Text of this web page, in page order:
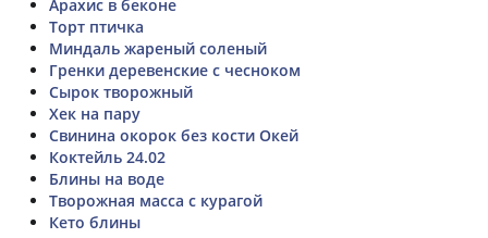
Арахис в беконе
Торт птичка
Миндаль жареный соленый
Гренки деревенские с чесноком
Сырок творожный
Хек на пару
Свинина окорок без кости Окей
Коктейль 24.02
Блины на воде
Творожная масса с курагой
Кето блины